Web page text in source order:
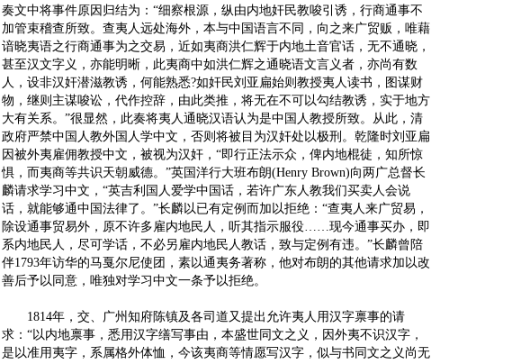
奏文中将事件原因归结为：“细察根源，纵由内地奸民教唆引诱，行商通事不
加管束稽查所致。查夷人远处海外，本与中国语言不同，向之来广贸贩，唯藉
谙晓夷语之行商通事为之交易，近如夷商洪仁辉于内地土音官话，无不通晓，
甚至汉文字义，亦能明晰，此夷商中如洪仁辉之通晓语文言义者，亦尚有数
人，设非汉奸潜滋教诱，何能熟悉?如奸民刘亚扁始则教授夷人读书，图谋财
物，继则主谋唆讼，代作控辞，由此类推，将无在不可以勾结教诱，实于地方
大有关系。”很显然，此奏将夷人通晓汉语认为是中国人教授所致。从此，清
政府严禁中国人教外国人学中文，否则将被目为汉奸处以极刑。乾隆时刘亚扁
因被外夷雇佣教授中文，被视为汉奸，“即行正法示众，俾内地棍徒，知所惊
惧，而夷商等共识天朝威德。”英国洋行大班布朗(Henry Brown)向两广总督长
麟请求学习中文，“英吉利国人爱学中国话，若许广东人教我们买卖人会说
话，就能够通中国法律了。”长麟以已有定例而加以拒绝：“查夷人来广贸易，
除设通事贸易外，原不许多雇内地民人，听其指示服役……现今通事买办，即
系内地民人，尽可学话，不必另雇内地民人教话，致与定例有违。”长麟曾陪
伴1793年访华的马戛尔尼使团，素以通夷务著称，他对布朗的其他请求加以改
善后予以同意，唯独对学习中文一条予以拒绝。
1814年，交、广州知府陈镇及各司道又提出允许夷人用汉字禀事的请
求：“以内地禀事，悉用汉字缮写事由，本盛世同文之义，因外夷不识汉字，
是以准用夷字，系属格外体恤，今该夷商等情愿写汉字，似与书同文之义尚无